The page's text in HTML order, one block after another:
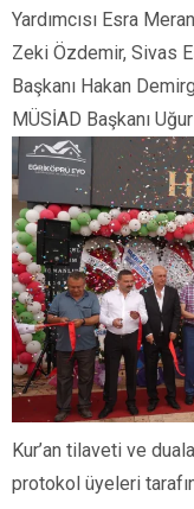
Yardımcısı Esra
Zeki Özdemir, Sivas
Başkanı Hakan
MÜSİAD Başkanı
Kur’an tilaveti ve
protokol üyeleri